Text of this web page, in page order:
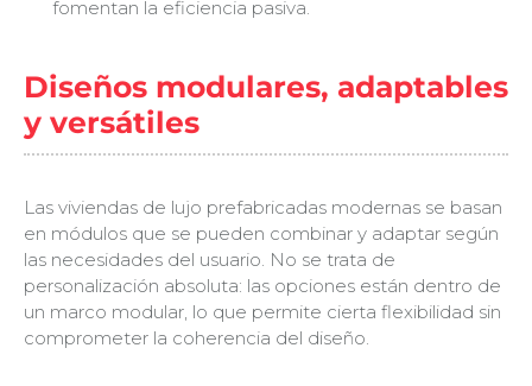
fomentan la eficiencia pasiva.
Diseños modulares, adaptables
y versátiles
Las viviendas de lujo prefabricadas modernas se basan
en módulos que se pueden combinar y adaptar según
las necesidades del usuario. No se trata de
personalización absoluta: las opciones están dentro de
un marco modular, lo que permite cierta flexibilidad sin
comprometer la coherencia del diseño.